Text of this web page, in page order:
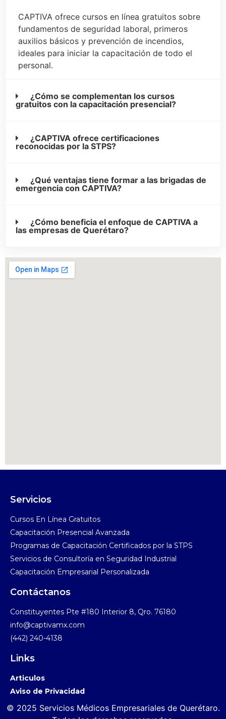
CAPTIVA ofrece cursos en línea gratuitos sobre
fundamentos de seguridad laboral, primeros
auxilios básicos y prevención de incendios,
ideales para iniciar la capacitación de todo el
personal.
¿Cómo se complementan los cursos
gratuitos con la capacitación presencial?
¿CAPTIVA ofrece certificaciones
reconocidas por la STPS?
¿Qué ventajas tiene formar a las brigadas de
emergencia con CAPTIVA?
¿Cómo beneficia el enfoque de CAPTIVA a
las empresas de Querétaro?
Servicios
Cursos En Línea Gratuitos​
Capacitación Presencial Avanzada​
Programas de Capacitación Certificados por la STPS​
Servicios de Consultoría en Seguridad Industrial​
Capacitación Empresarial Personalizada
Contáctanos
Constituyentes Pte #180 Interior 8, Qro. 76180
info@captivamx.com
(442) 240-4138
Links
Articulos
Aviso de Privacidad
© 2025 Servicios Médicos Empresariales de Querétaro.